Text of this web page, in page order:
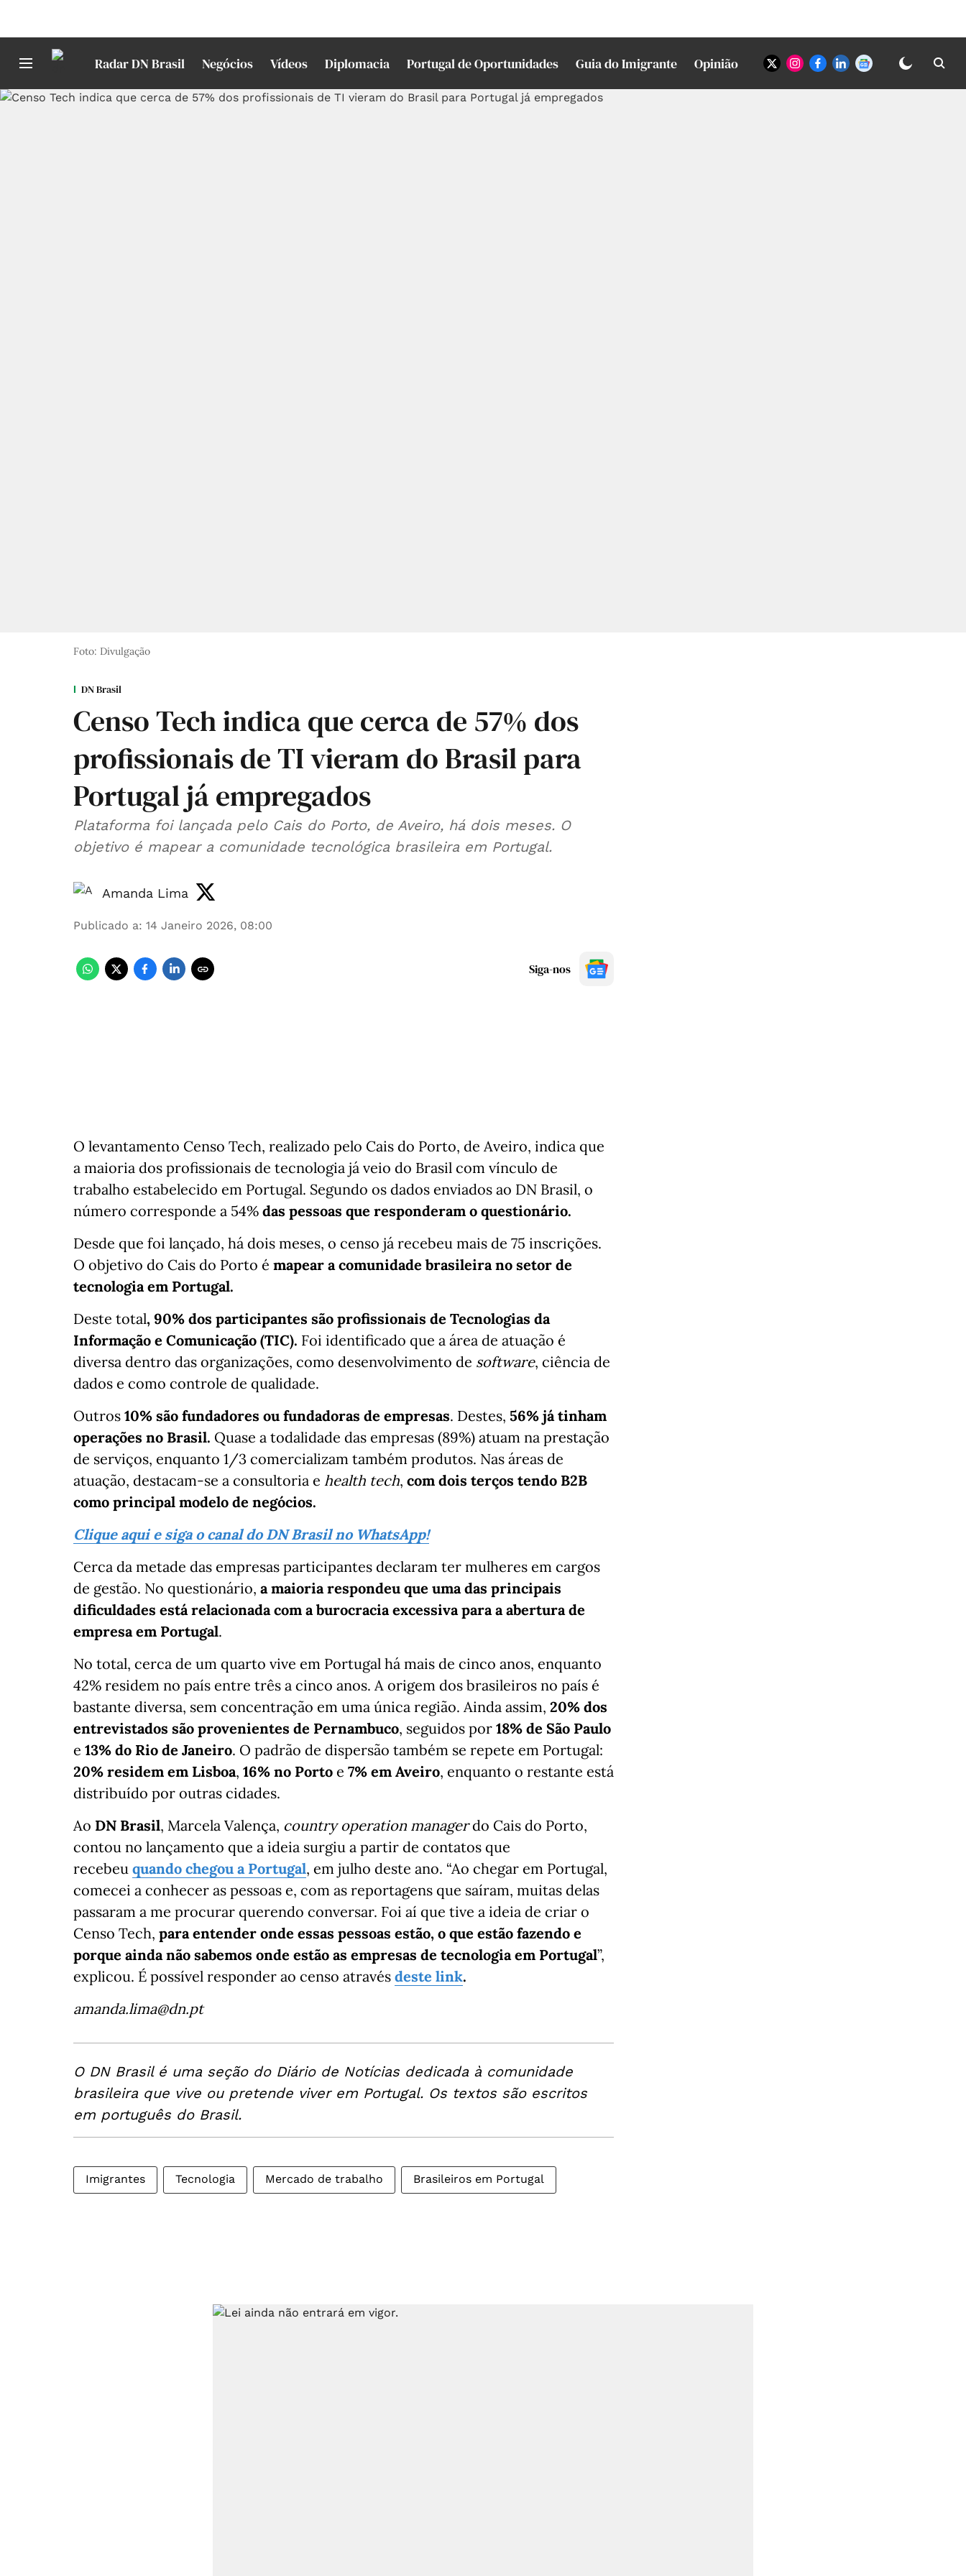
Radar DN Brasil Negócios Vídeos Diplomacia Portugal de Oportunidades Guia do Imigrante Opinião
Foto: Divulgação
DN Brasil
Censo Tech indica que cerca de 57% dos
profissionais de TI vieram do Brasil para
Portugal já empregados
Plataforma foi lançada pelo Cais do Porto, de Aveiro, há dois meses. O
objetivo é mapear a comunidade tecnológica brasileira em Portugal.
Amanda Lima
Publicado a: 14 Janeiro 2026, 08:00
Siga-nos
O levantamento Censo Tech, realizado pelo Cais do Porto, de Aveiro, indica que
a maioria dos profissionais de tecnologia já veio do Brasil com vínculo de
trabalho estabelecido em Portugal. Segundo os dados enviados ao DN Brasil, o
número corresponde a 54% das pessoas que responderam o questionário.
Desde que foi lançado, há dois meses, o censo já recebeu mais de 75 inscrições.
O objetivo do Cais do Porto é mapear a comunidade brasileira no setor de
tecnologia em Portugal.
Deste total, 90% dos participantes são profissionais de Tecnologias da
Informação e Comunicação (TIC). Foi identificado que a área de atuação é
diversa dentro das organizações, como desenvolvimento de software, ciência de
dados e como controle de qualidade.
Outros 10% são fundadores ou fundadoras de empresas. Destes, 56% já tinham
operações no Brasil. Quase a todalidade das empresas (89%) atuam na prestação
de serviços, enquanto 1/3 comercializam também produtos. Nas áreas de
atuação, destacam-se a consultoria e health tech, com dois terços tendo B2B
como principal modelo de negócios.
Clique aqui e siga o canal do DN Brasil no WhatsApp!
Cerca da metade das empresas participantes declaram ter mulheres em cargos
de gestão. No questionário, a maioria respondeu que uma das principais
dificuldades está relacionada com a burocracia excessiva para a abertura de
empresa em Portugal.
No total, cerca de um quarto vive em Portugal há mais de cinco anos, enquanto
42% residem no país entre três a cinco anos. A origem dos brasileiros no país é
bastante diversa, sem concentração em uma única região. Ainda assim, 20% dos
entrevistados são provenientes de Pernambuco, seguidos por 18% de São Paulo
e 13% do Rio de Janeiro. O padrão de dispersão também se repete em Portugal:
20% residem em Lisboa, 16% no Porto e 7% em Aveiro, enquanto o restante está
distribuído por outras cidades.
Ao DN Brasil, Marcela Valença, country operation managerdo Cais do Porto,
contou no lançamento que a ideia surgiu a partir de contatos que
recebeu quando chegou a Portugal, em julho deste ano. “Ao chegar em Portugal,
comecei a conhecer as pessoas e, com as reportagens que saíram, muitas delas
passaram a me procurar querendo conversar. Foi aí que tive a ideia de criar o
Censo Tech, para entender onde essas pessoas estão, o que estão fazendo e
porque ainda não sabemos onde estão as empresas de tecnologia em Portugal”,
explicou. É possível responder ao censo através deste link.
amanda.lima@dn.pt
O DN Brasil é uma seção do Diário de Notícias dedicada à comunidade
brasileira que vive ou pretende viver em Portugal. Os textos são escritos
em português do Brasil.
Imigrantes Tecnologia Mercado de trabalho Brasileiros em Portugal